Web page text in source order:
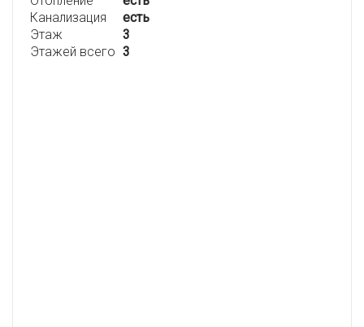
Канализация
есть
Этаж
3
Этажей всего 3